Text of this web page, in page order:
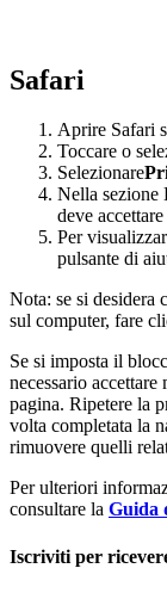
Safari
Aprire Safari
Toccare o
Selezionare
Nella sezione
deve
Per
pulsante di
Nota: se si desidera
sul computer, fare
Se si imposta il
necessario
pagina. Ripetere la
volta completata la
rimuovere quelli
Per ulteriori
consultare la Guida
Iscriviti per